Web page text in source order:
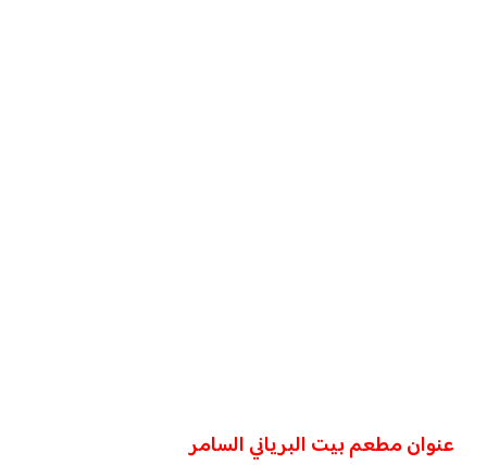
عنوان مطعم بيت البرياني السامر